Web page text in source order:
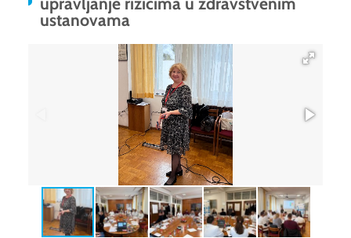
ustanovama